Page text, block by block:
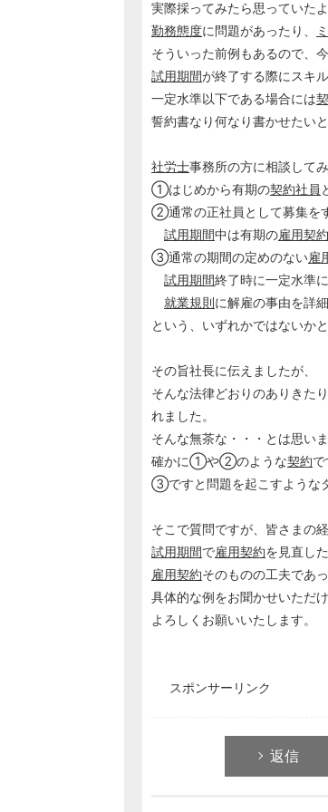
実際採ってみたら思っていた
勤務態度に問題があったり、
そういった前例もあるので、
試用期間が終了する際にスキ
一定水準以下である場合には
誓約書なり何なり書かせたい
社労士事務所の方に相談してみ
①はじめから有期の契約社員
②通常の正社員として募集を
試用期間中は有期の雇用契約
③通常の期間の定めのない雇
試用期間終了時に一定水準
就業規則に解雇の事由を詳
という、いずれかではないか
その旨社長に伝えましたが、
そんな法律どおりのありきた
れました。
そんな無茶な・・・とは思いま
確かに①や②のような契約
③ですと問題を起こすような
そこで質問ですが、皆さまの経
試用期間で雇用契約を見直し
雇用契約そのものの工夫であ
具体的な例をお聞かせいただ
よろしくお願いいたします。
スポンサーリンク
返信